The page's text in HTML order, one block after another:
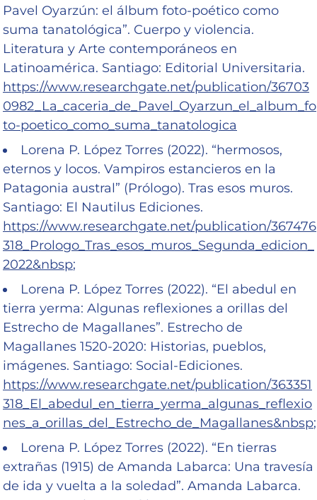
Pavel Oyarzún: el álbum foto-poético como
suma tanatológica”. Cuerpo y violencia.
Literatura y Arte contemporáneos en
Latinoamérica. Santiago: Editorial Universitaria.
https://www.researchgate.net/publication/36703
0982_La_caceria_de_Pavel_Oyarzun_el_album_fo
to-poetico_como_suma_tanatologica
Lorena P. López Torres (2022). “hermosos,
eternos y locos. Vampiros estancieros en la
Patagonia austral” (Prólogo). Tras esos muros.
Santiago: El Nautilus Ediciones.
https://www.researchgate.net/publication/367476
318_Prologo_Tras_esos_muros_Segunda_edicion_
2022&nbsp;
Lorena P. López Torres (2022). “El abedul en
tierra yerma: Algunas reflexiones a orillas del
Estrecho de Magallanes”. Estrecho de
Magallanes 1520-2020: Historias, pueblos,
imágenes. Santiago: Social-Ediciones.
https://www.researchgate.net/publication/363351
318_El_abedul_en_tierra_yerma_algunas_reflexio
nes_a_orillas_del_Estrecho_de_Magallanes&nbsp;
Lorena P. López Torres (2022). “En tierras
extrañas (1915) de Amanda Labarca: Una travesía
de ida y vuelta a la soledad”. Amanda Labarca.